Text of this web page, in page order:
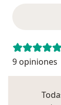
9 opiniones